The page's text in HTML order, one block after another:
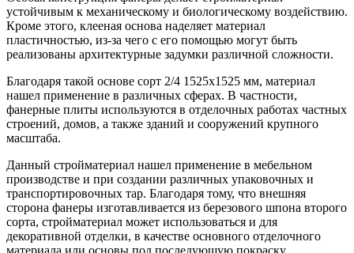
устойчивым к механическому и биологическому воздействию.
Кроме этого, клееная основа наделяет материал
пластичностью, из-за чего с его помощью могут быть
реализованы архитектурные задумки различной сложности.
Благодаря такой основе сорт 2/4 1525х1525 мм, материал
нашел применение в различных сферах. В частности,
фанерные плиты используются в отделочных работах частных
строений, домов, а также зданий и сооружений крупного
масштаба.
Данный стройматериал нашел применение в мебельном
производстве и при создании различных упаковочных и
транспортировочных тар. Благодаря тому, что внешняя
сторона фанеры изготавливается из березового шпона второго
сорта, стройматериал может использоваться и для
декоративной отделки, в качестве основного отделочного
материала или основы под последующую покраску.